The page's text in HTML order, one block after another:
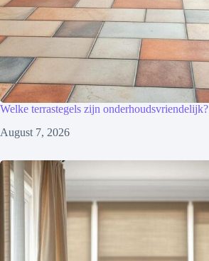
Welke terrastegels zijn onderhoudsvriendelijk?
August 7, 2026